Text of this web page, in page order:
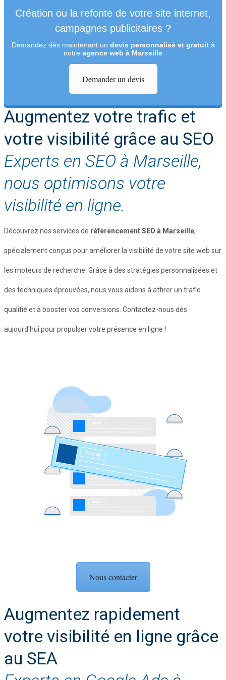
Création ou la refonte de votre site internet,
campagnes publicitaires ?
Demandez dès maintenant un devis personnalisé et gratuità
notre agence web à Marseille
Demander un devis
Augmentez votre trafic et
votre visibilité grâce au SEO
Experts en SEO à Marseille,
nous optimisons votre
visibilité en ligne.
Découvrez nos services de référencement SEO à Marseille,
spécialement conçus pour améliorer la visibilité de votre site web sur
les moteurs de recherche. Grâce à des stratégies personnalisées et
des techniques éprouvées, nous vous aidons à attirer un trafic
qualifié et à booster vos conversions. Contactez-nous dès
aujourd'hui pour propulser votre présence en ligne !
Nous contacter
Augmentez rapidement
votre visibilité en ligne grâce
au SEA